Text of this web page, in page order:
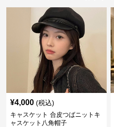
¥4,000 (税込)
キャスケット 合皮つばニットキ
ャスケット八角帽子